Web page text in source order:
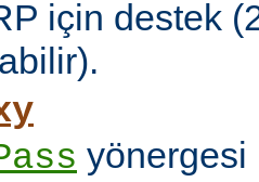
için destek